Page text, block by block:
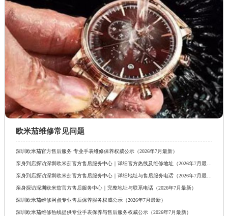
欧米茄维修常见问题
深圳欧米茄官方售后服务 专业手表维修保养权威公示（2026年7月最新）
亲身到店探访深圳欧米茄官方售后服务中心｜详细官方热线及维修地址（2026年7月最新）
亲身到店探访深圳欧米茄官方售后服务中心｜详细地址与售后服务电话（2026年7月最新）
亲身探访深圳欧米茄官方售后服务中心｜完整地址与联系电话（2026年7月最新）
深圳欧米茄维修网点专业售后保养服务权威公示（2026年7月最新）
深圳欧米茄维修热线提供专业手表保养与售后服务权威公示（2026年7月最新）